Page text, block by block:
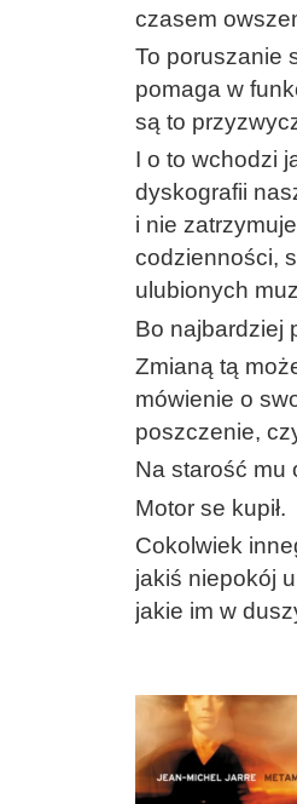
czasem
To poruszanie
pomaga w
są to
I o to wchodzi
dyskografii
i nie
codzienności,
ulubionych
Bo najbardziej
Zmianą tą
mówienie o
poszczenie,
Na starość mu
Motor se kupił.
Cokolwiek
jakiś niepokój
jakie im w